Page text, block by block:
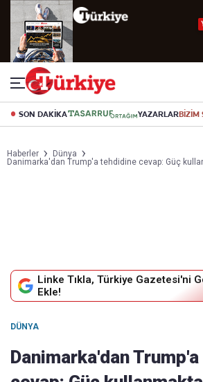
SON DAKİKA YAZARLARBİZİM
Haberler
Dünya
Danimarka'dan Trump'a tehdidine cevap: Güç
Linke Tıkla, Türkiye Gazetesi'ni
Ekle!
DÜNYA
Danimarka'dan